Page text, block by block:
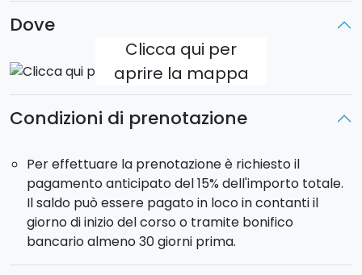
Dove
Clicca qui per
aprire la mappa
Condizioni di prenotazione
Per effettuare la prenotazione è richiesto il
pagamento anticipato del 15% dell'importo totale.
Il saldo può essere pagato in loco in contanti il
giorno di inizio del corso o tramite bonifico
bancario almeno 30 giorni prima.